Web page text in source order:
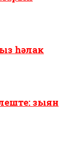
һәлак
зыян